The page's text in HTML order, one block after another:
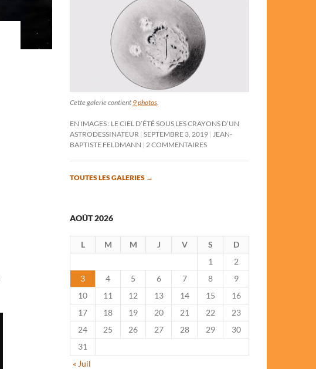
Cette galerie contient 9 photos
EN IMAGES : LE CIEL D’ÉTÉ SOUS LES CRAYONS D’UN
ASTRODESSINATEUR SEPTEMBRE 3, 2019
JEAN-
BAPTISTE FELDMANN
2 COMMENTAIRES
TOUTES LES GALERIES →
AOÛT 2026
L M M J V S
D
1
2
3
4 5 6 7 8
9
10
11 12 13 14 15
16
17
18 19 20 21 22
23
24
25 26 27 28 29
30
31
« Juil